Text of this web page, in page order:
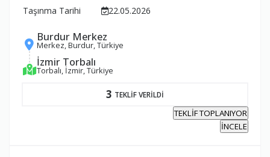
Taşınma Tarihi
22.05.2026
Burdur Merkez
Merkez, Burdur, Türkiye
İzmir Torbalı
Torbalı, İzmir, Türkiye
3 TEKLİF VERİLDİ
TEKLİF TOPLANIYOR
İNCELE